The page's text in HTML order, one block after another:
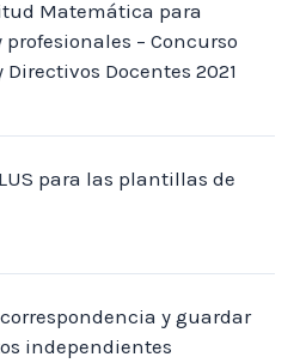
Matemática para
profesionales – Concurso
Directivos Docentes 2021
para las plantillas de
y guardar
independientes